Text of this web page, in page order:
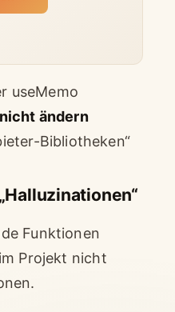
useMemo
ändern
Bibliotheken“
Funktionen
Projekt nicht